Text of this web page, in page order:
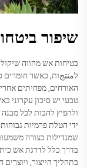
שיפור
בטיחות אש מהווה
לمنتجות, כאשר חומרים
האורחים, מפחיתים
טבעי יש סיכון עקרוני
ולהפיץ להבות לכל
ידי הטלת פרמיות
שמגדילות בצורה
בדרך כלל לדרגת אש
בתהליך הייצור,